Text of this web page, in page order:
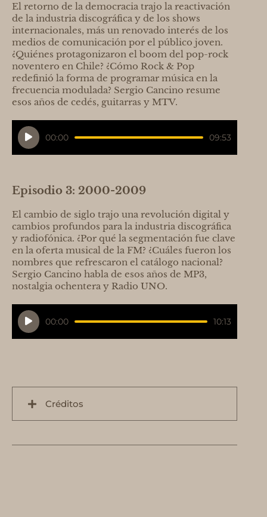
El retorno de la democracia trajo la reactivación
de la industria discográfica y de los shows
internacionales, más un renovado interés de los
medios de comunicación por el público joven.
¿Quiénes protagonizaron el boom del pop-rock
noventero en Chile? ¿Cómo Rock & Pop
redefinió la forma de programar música en la
frecuencia modulada? Sergio Cancino resume
esos años de cedés, guitarras y MTV.
Reproductor
de
00:00 09:53
Episodio 3: 2000-2009
El cambio de siglo trajo una revolución digital y
cambios profundos para la industria discográfica
y radiofónica. ¿Por qué la segmentación fue clave
en la oferta musical de la FM? ¿Cuáles fueron los
nombres que refrescaron el catálogo nacional?
Sergio Cancino habla de esos años de MP3,
nostalgia ochentera y Radio UNO.
Reproductor
de
00:00 10:13
Créditos